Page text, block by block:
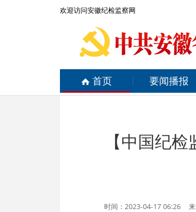
欢迎访问安徽纪检监察网
首页 要闻播报
【中国纪
时间：2023-04-17 06:26 来